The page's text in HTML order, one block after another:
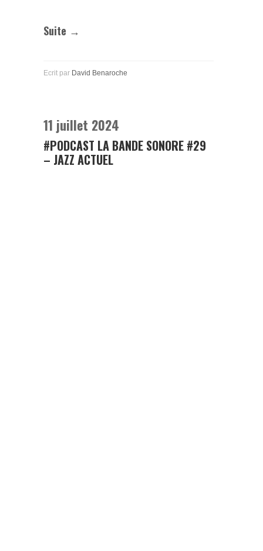
Suite →
Ecrit par David Benaroche
11 juillet 2024
#PODCAST LA BANDE SONORE #29
– JAZZ ACTUEL